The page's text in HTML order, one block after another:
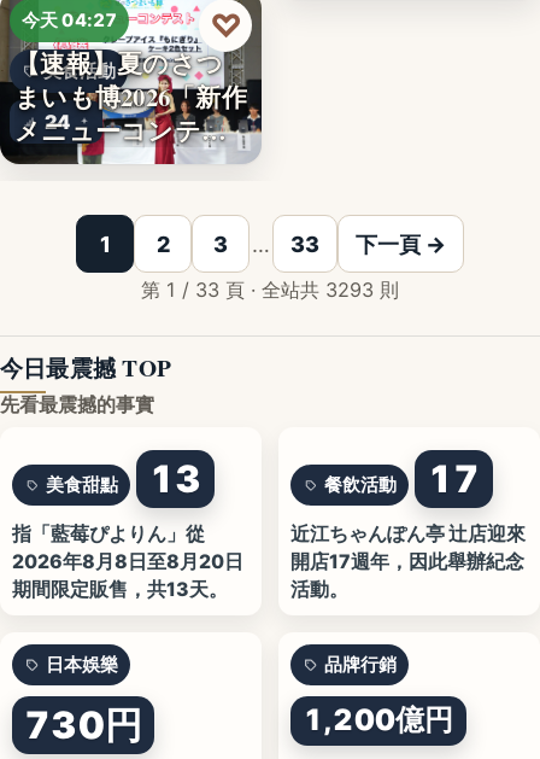
今天 04:27
美食活動
24
【速報】夏のさつ
まいも博2026「新作
メニューコンテス
ト…
♡
韓国発の人気キャ
1 2 3 … 33 下一頁 →
第 1 / 33 頁 · 全站共 3293 則
今日最震撼 TOP
先看最震撼的事實
美食甜點 13
指「藍莓ぴよりん」從
2026年8月8日至8月20日
期間限定販售，共13天。
餐飲活動 17
近江ちゃんぽん亭 辻店迎來
開店17週年，因此舉辦紀念
活動。
日本娛樂
730円
品牌行銷
1,200億円